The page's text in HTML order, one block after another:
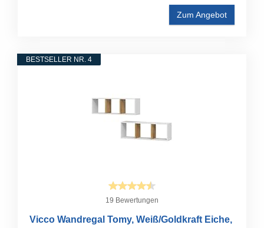
Zum Angebot
BESTSELLER NR. 4
19 Bewertungen
Vicco Wandregal Tomy, Weiß/Goldkraft Eiche,